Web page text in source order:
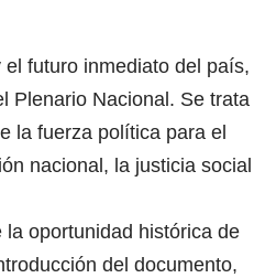
futuro inmediato del país,
Plenario Nacional. Se trata
la fuerza política para el
nacional, la justicia
oportunidad histórica de
del documento,